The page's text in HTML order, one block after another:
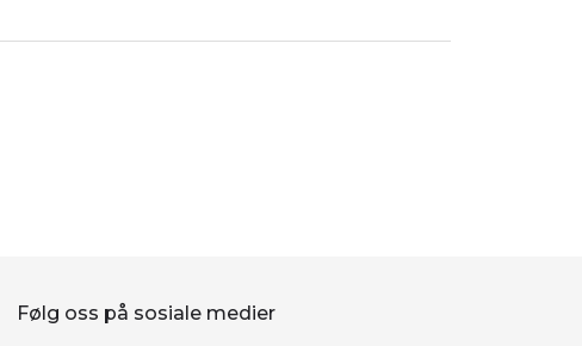
Følg oss på sosiale medier